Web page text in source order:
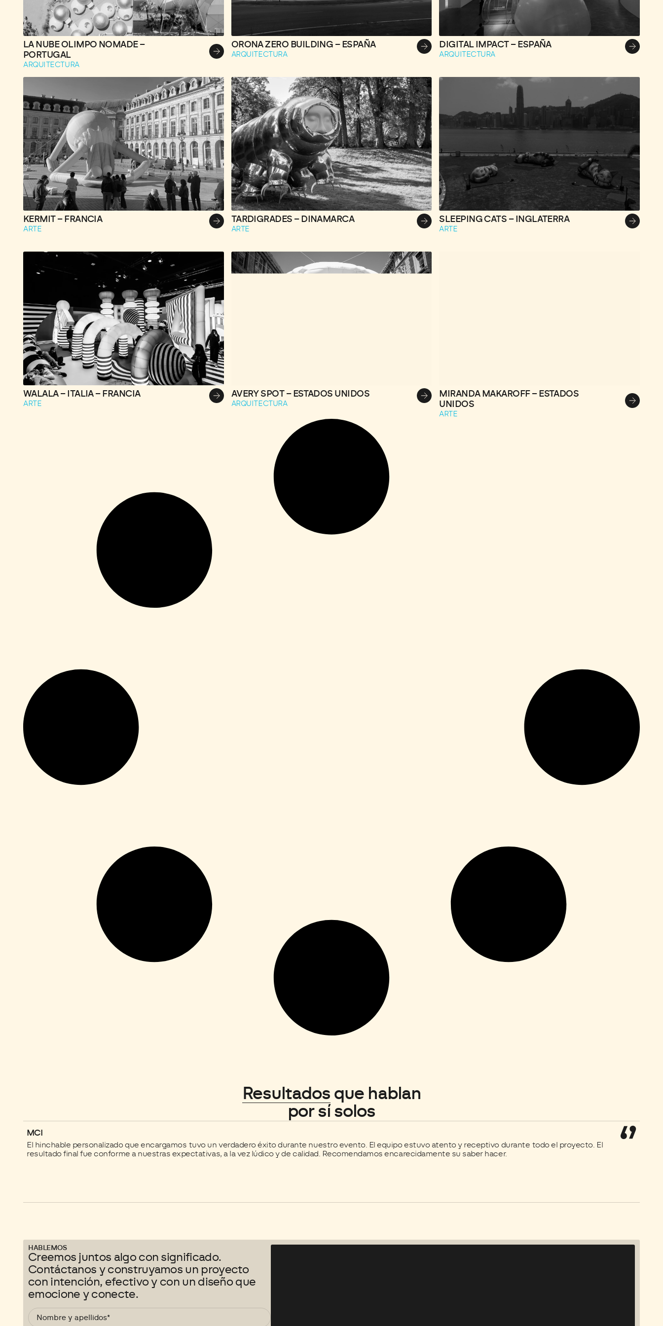
LA NUBE OLIMPO NOMADE –
PORTUGAL
ARQUITECTURA
ORONA ZERO BUILDING – ESPAÑA
ARQUITECTURA
DIGITAL IMPACT – ESPAÑA
ARQUITECTURA
KERMIT – FRANCIA
ARTE
TARDIGRADES – DINAMARCA
ARTE
SLEEPING CATS – INGLATERRA
ARTE
WALALA – ITALIA – FRANCIA
ARTE
AVERY SPOT – ESTADOS UNIDOS
ARQUITECTURA
MIRANDA MAKAROFF – ESTADOS
UNIDOS
ARTE
Resultados que hablan
por sí solos
MCI
El hinchable personalizado que encargamos tuvo un verdadero éxito durante nuestro evento. El equipo estuvo atento y receptivo durante todo el proyecto. El
resultado final fue conforme a nuestras expectativas, a la vez lúdico y de calidad. Recomendamos encarecidamente su saber hacer.
HABLEMOS
Creemos juntos algo con significado.
Contáctanos y construyamos un proyecto
con intención, efectivo y con un diseño que
emocione y conecte.